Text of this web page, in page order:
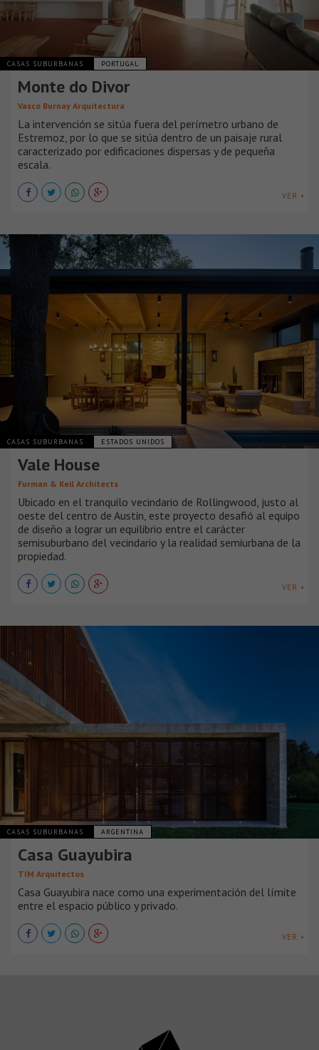
CASAS SUBURBANAS PORTUGAL
Monte do Divor
Vasco Burnay Arquitectura
La intervención se sitúa fuera del perímetro urbano de
Estremoz, por lo que se sitúa dentro de un paisaje rural
caracterizado por edificaciones dispersas y de pequeña
escala.
VER +
CASAS SUBURBANAS ESTADOS UNIDOS
Vale House
Furman & Keil Architects
Ubicado en el tranquilo vecindario de Rollingwood, justo al
oeste del centro de Austin, este proyecto desafió al equipo
de diseño a lograr un equilibrio entre el carácter
semisuburbano del vecindario y la realidad semiurbana de la
propiedad.
VER +
CASAS SUBURBANAS ARGENTINA
Casa Guayubira
TIM Arquitectos
Casa Guayubira nace como una experimentación del límite
entre el espacio público y privado.
VER +